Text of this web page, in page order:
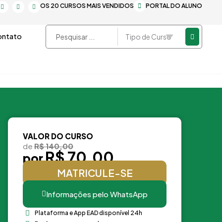
PORTAL DO ALUNO
OS 20 CURSOS MAIS VENDIDOS
a
o
o
e
i
Pesquisar
...
VALOR DO CURSO
de R$ 140,00
porR$ 70,00
MATRICULE-SE
Informações pelo WhatsApp
Plataforma e App EAD disponível 24h